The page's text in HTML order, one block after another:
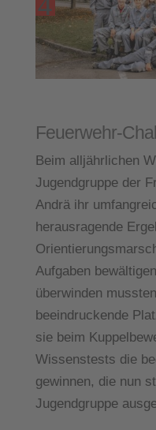
Feuerwehr-
Beim alljährlichen
Jugendgruppe der
Andrä ihr
herausragende
Aufgaben
überwinden
beeindruckende
sie beim
Wissenstests die
gewinnen, die nun
Jugendgruppe